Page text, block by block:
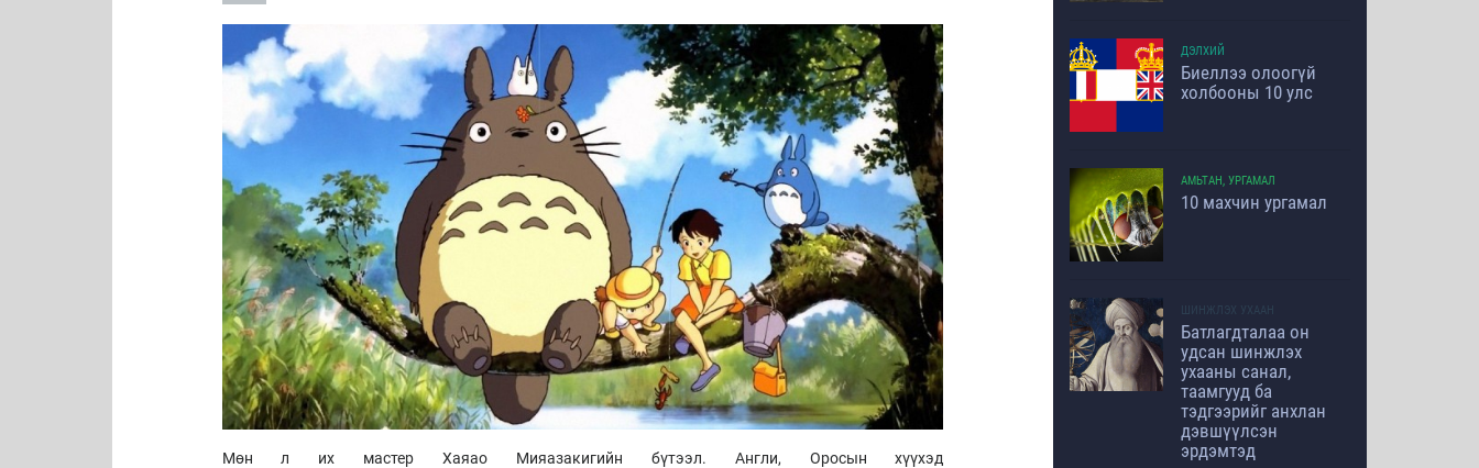
Мөн л их мастер Хаяао Мияазакигийн бүтээл. Англи, Оросын хүүхэд
ДЭЛХИЙ
Биеллээ олоогүй
холбооны 10 улс
АМЬТАН, УРГАМАЛ
10 махчин ургамал
ШИНЖЛЭХ УХААН
Батлагдталаа он
удсан шинжлэх
ухааны санал,
таамгууд ба
тэдгээрийг анхлан
дэвшүүлсэн
эрдэмтэд